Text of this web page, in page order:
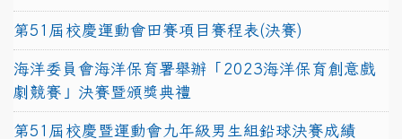
第51屆校慶運動會田賽項目賽程表(決賽)
海洋委員會海洋保育署舉辦「2023海洋保育創意戲
劇競賽」決賽暨頒獎典禮
第51屆校慶暨運動會九年級男生組鉛球決賽成績